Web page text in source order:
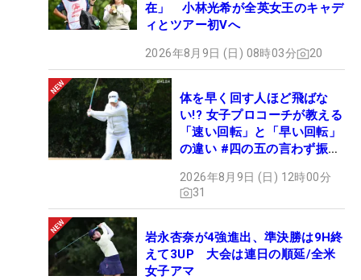
在」 小林光希が全英女王のキャデ
ィとツアー初Vへ
2026年8月9日 (日) 08時03分 20
体を早く回す人ほど飛ばな
い!? 女子プロコーチが教える
「速い回転」と「早い回転」
の違い #四の五の言わず振り
2026年8月9日 (日) 12時00分
31
岩永杏奈が4強進出、準決勝は9H終
えて3UP 大会は連日の順延/全米
女子アマ